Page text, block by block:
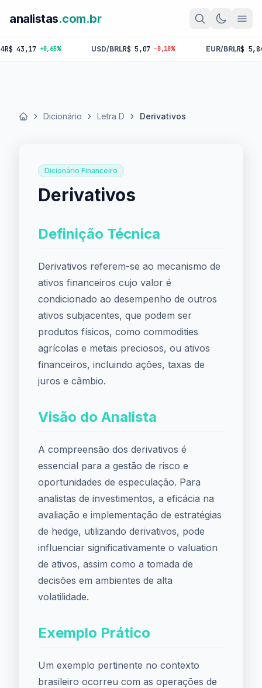
analistas.com.br
+0,65% USD/BRLR$ 5,07 -0,10% EUR/BRLR$ 5,84 -
Início Dicionário Letra D Derivativos
Dicionário Financeiro
Derivativos
Definição Técnica
Derivativos referem-se ao mecanismo de
ativos financeiros cujo valor é
condicionado ao desempenho de outros
ativos subjacentes, que podem ser
produtos físicos, como commodities
agrícolas e metais preciosos, ou ativos
financeiros, incluindo ações, taxas de
juros e câmbio.
Visão do Analista
A compreensão dos derivativos é
essencial para a gestão de risco e
oportunidades de especulação. Para
analistas de investimentos, a eficácia na
avaliação e implementação de estratégias
de hedge, utilizando derivativos, pode
influenciar significativamente o valuation
de ativos, assim como a tomada de
decisões em ambientes de alta
volatilidade.
Exemplo Prático
Um exemplo pertinente no contexto
brasileiro ocorreu com as operações de